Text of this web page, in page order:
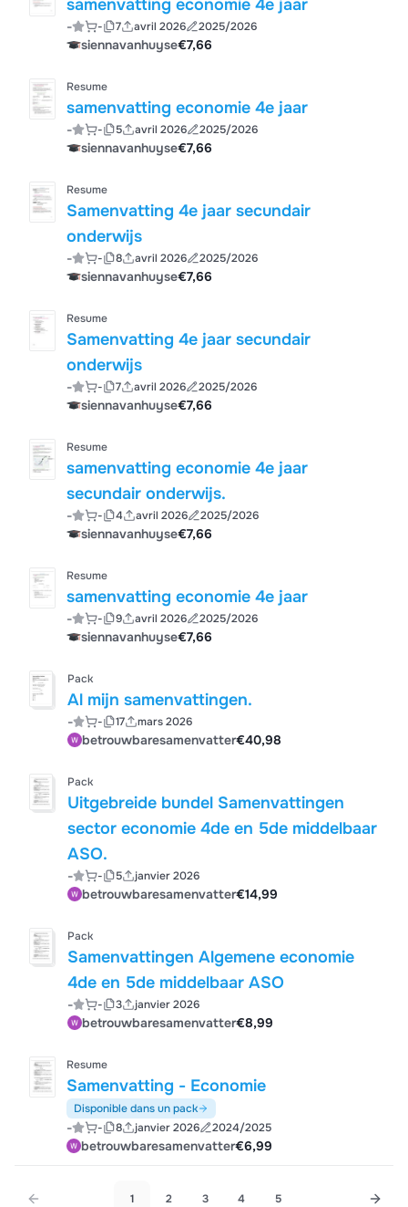
samenvatting economie 4e jaar
- - 7 avril 2026 2025/2026
siennavanhuyse€7,66
Resume
samenvatting economie 4e jaar
- - 5 avril 2026 2025/2026
siennavanhuyse€7,66
Resume
Samenvatting 4e jaar secundair
onderwijs
- - 8 avril 2026 2025/2026
siennavanhuyse€7,66
Resume
Samenvatting 4e jaar secundair
onderwijs
- - 7 avril 2026 2025/2026
siennavanhuyse€7,66
Resume
samenvatting economie 4e jaar
secundair onderwijs.
- - 4 avril 2026 2025/2026
siennavanhuyse€7,66
Resume
samenvatting economie 4e jaar
- - 9 avril 2026 2025/2026
siennavanhuyse€7,66
Pack
Al mijn samenvattingen.
- - 17 mars 2026
betrouwbaresamenvatter€40,98
Pack
Uitgebreide bundel Samenvattingen
sector economie 4de en 5de middelbaar
ASO.
- - 5 janvier 2026
betrouwbaresamenvatter€14,99
Pack
Samenvattingen Algemene economie
4de en 5de middelbaar ASO
- - 3 janvier 2026
betrouwbaresamenvatter€8,99
Resume
Samenvatting - Economie
Disponible dans un pack
- - 8 janvier 2026 2024/2025
betrouwbaresamenvatter€6,99
1 2 3 4 5